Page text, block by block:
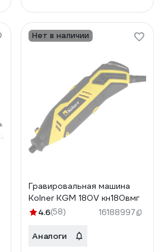
Нет в наличии
Гравировальная машина
Kolner KGM 180V кн180вмг
4.6(58) 16188997
Аналоги